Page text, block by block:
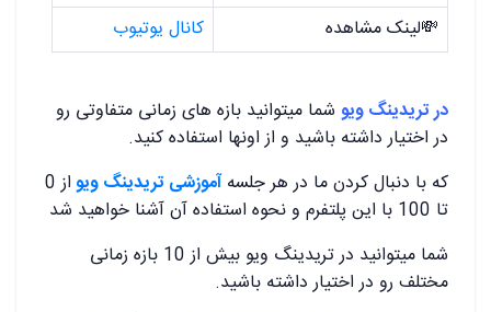
💸لینک مشاهده
کانال یوتیوب
در تریدینگ ویو شما میتوانید بازه های زمانی متفاوتی رو
در اختیار داشته باشید و از اونها استفاده کنید.
که با دنبال کردن ما در هر جلسهآموزشی تریدینگ ویو
از 0
تا 100 با این پلتفرم و نحوه استفاده آن آشنا خواهید شد
شما میتوانید در تریدینگ ویو بیش از 10 بازه زمانی
مختلف رو در اختیار داشته باشید.